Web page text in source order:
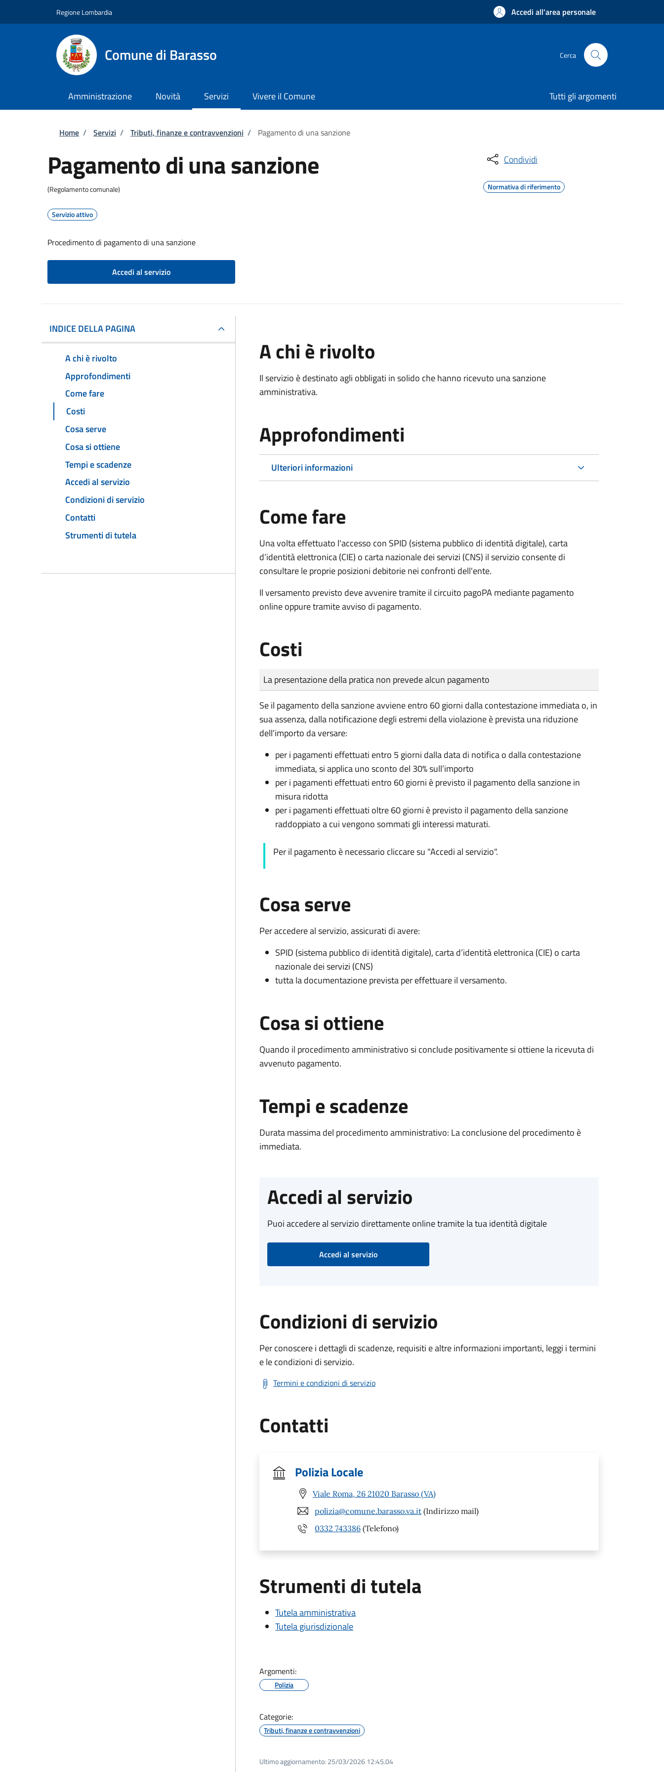
Regione Lombardia Accedi all'area personale
Comune di Barasso Cerca
Amministrazione Novità Servizi Vivere il Comune Tutti gli argomenti
Briciole di pane
Home / Servizi / Tributi, finanze e contravvenzioni / Pagamento di una sanzione
Pagamento di una sanzione
(Regolamento comunale)
Servizio attivo
Procedimento di pagamento di una sanzione
Accedi al servizio
Condividi
Normativa di riferimento
INDICE DELLA PAGINA
A chi è rivolto
Approfondimenti
Come fare
Costi
Cosa serve
Cosa si ottiene
Tempi e scadenze
Accedi al servizio
Condizioni di servizio
Contatti
Strumenti di tutela
A chi è rivolto
Il servizio è destinato agli obbligati in solido che hanno ricevuto una sanzione
amministrativa.
Approfondimenti
Ulteriori informazioni
Come fare
Una volta effettuato l'accesso con SPID (sistema pubblico di identità digitale), carta
d’identità elettronica (CIE) o carta nazionale dei servizi (CNS) il servizio consente di
consultare le proprie posizioni debitorie nei confronti dell'ente.
Il versamento previsto deve avvenire tramite il circuito pagoPA mediante pagamento
online oppure tramite avviso di pagamento.
Costi
Tipo di pagamento
Importo
La presentazione della pratica non prevede alcun pagamento
Se il pagamento della sanzione avviene entro 60 giorni dalla contestazione immediata o, in
sua assenza, dalla notificazione degli estremi della violazione è prevista una riduzione
dell'importo da versare:
per i pagamenti effettuati entro 5 giorni dalla data di notifica o dalla contestazione
immediata, si applica uno sconto del 30% sull’importo
per i pagamenti effettuati entro 60 giorni è previsto il pagamento della sanzione in
misura ridotta
per i pagamenti effettuati oltre 60 giorni è previsto il pagamento della sanzione
raddoppiato a cui vengono sommati gli interessi maturati.
Per il pagamento è necessario cliccare su "Accedi al servizio".
Cosa serve
Per accedere al servizio, assicurati di avere:
SPID (sistema pubblico di identità digitale), carta d’identità elettronica (CIE) o carta
nazionale dei servizi (CNS)
tutta la documentazione prevista per effettuare il versamento.
Cosa si ottiene
Quando il procedimento amministrativo si conclude positivamente si ottiene la ricevuta di
avvenuto pagamento.
Tempi e scadenze
Durata massima del procedimento amministrativo: La conclusione del procedimento è
immediata.
Accedi al servizio
Puoi accedere al servizio direttamente online tramite la tua identità digitale
Accedi al servizio
Condizioni di servizio
Per conoscere i dettagli di scadenze, requisiti e altre informazioni importanti, leggi i termini
e le condizioni di servizio.
Termini e condizioni di servizio
Contatti
Polizia Locale
Viale Roma, 26 21020 Barasso (VA)
polizia@comune.barasso.va.it (Indirizzo mail)
0332 743386 (Telefono)
Strumenti di tutela
Tutela amministrativa
Tutela giurisdizionale
Argomenti:
Polizia
Categorie:
Tributi, finanze e contravvenzioni
Ultimo aggiornamento: 25/03/2026 12:45.04